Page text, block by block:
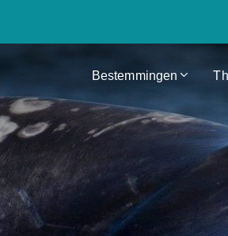
Bestemmingen